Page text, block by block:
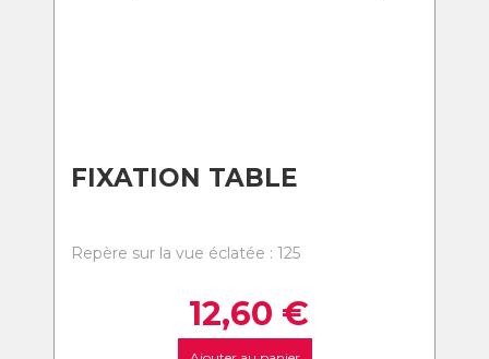
FIXATION TABLE
Repère sur la vue éclatée : 125
12,60 €